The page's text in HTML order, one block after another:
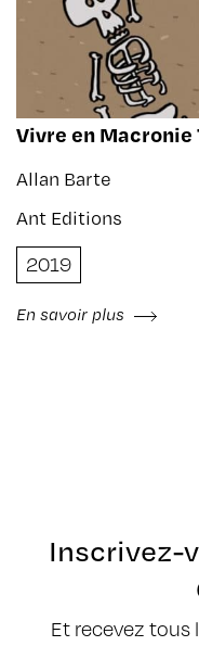
Vivre en Macronie
Allan Barte
Ant Editions
2019
En savoir plus
Inscrivez-
Et recevez tous